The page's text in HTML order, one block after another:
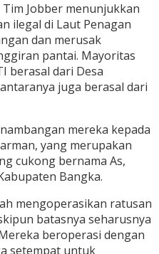
Jobber menunjukkan
ilegal di Laut Penagan
dan merusak
pantai. Mayoritas
berasal dari Desa
juga berasal dari
mereka kepada
yang merupakan
cukong bernama As,
Bangka.
mengoperasikan ratusan
batasnya seharusnya
beroperasi dengan
setempat untuk